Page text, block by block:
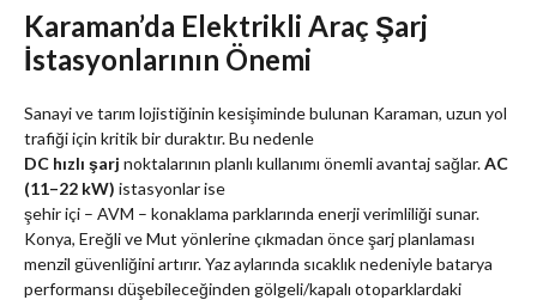
Karaman’da Elektrikli Araç Şarj
İstasyonlarının Önemi
Sanayi ve tarım lojistiğinin kesişiminde bulunan Karaman, uzun yol
trafiği için kritik bir duraktır. Bu nedenle
DC hızlı şarj noktalarının planlı kullanımı önemli avantaj sağlar.AC
(11–22 kW) istasyonlar ise
şehir içi – AVM – konaklama parklarında enerji verimliliği sunar.
Konya, Ereğli ve Mut yönlerine çıkmadan önce şarj planlaması
menzil güvenliğini artırır. Yaz aylarında sıcaklık nedeniyle batarya
performansı düşebileceğinden gölgeli/kapalı otoparklardaki